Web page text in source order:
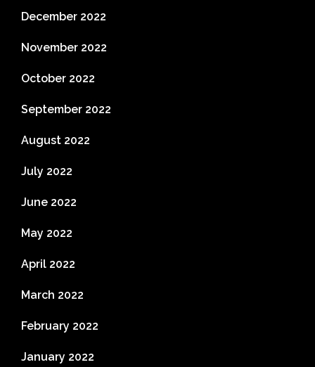
December 2022
November 2022
October 2022
September 2022
August 2022
July 2022
June 2022
May 2022
April 2022
March 2022
February 2022
January 2022